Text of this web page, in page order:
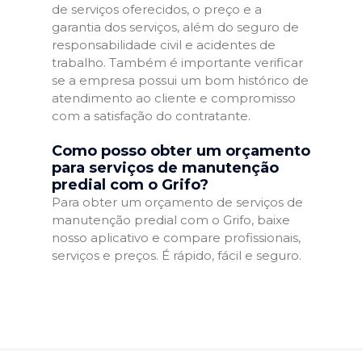
de serviços oferecidos, o preço e a
garantia dos serviços, além do seguro de
responsabilidade civil e acidentes de
trabalho. Também é importante verificar
se a empresa possui um bom histórico de
atendimento ao cliente e compromisso
com a satisfação do contratante.
Como posso obter um orçamento
para serviços de manutenção
predial com o Grifo?
Para obter um orçamento de serviços de
manutenção predial com o Grifo, baixe
nosso aplicativo e compare profissionais,
serviços e preços. É rápido, fácil e seguro.